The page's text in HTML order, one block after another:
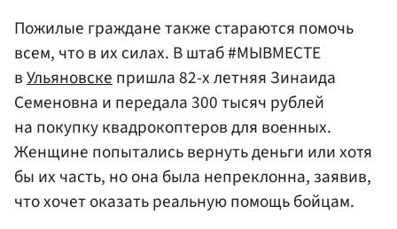
Пожилые граждане также стараются помочь
всем, что в их силах. В штаб #МЫВМЕСТЕ
вУльяновскепришла 82-х летняя Зинаида
Семеновна и передала 300 тысяч рублей
на покупку квадрокоптеров для военных.
Женщине попытались вернуть деньги или хотя
бы их часть, но она была непреклонна, заявив,
что хочет оказать реальную помощь бойцам.